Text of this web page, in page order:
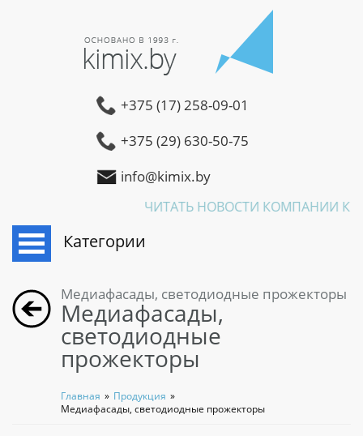
+375 (17) 258-09-01
+375 (29) 630-50-75
info@kimix.by
ЧИТАТЬ НОВОСТИ КОМПАНИИ
Категории
Медиафасады, светодиодные прожекторы
Медиафасады,
светодиодные
прожекторы
Главная » Продукция »
Медиафасады, светодиодные прожекторы